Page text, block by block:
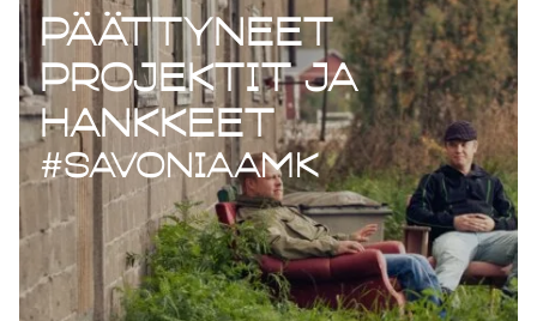
Päättyneet
projektit ja
hankkeet
#savoniaAMK